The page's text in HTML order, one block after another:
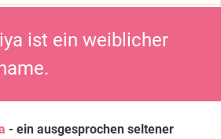
ist ein weiblicher
- ein ausgesprochen seltener